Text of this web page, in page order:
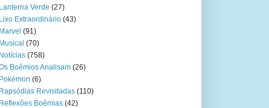
Lanterna Verde (27)
Lixo Extraordinário (43)
Marvel (91)
Musical (70)
Notícias (758)
Boêmios Analisam (26)
Pokémon (6)
Rapsódias Revisitadas (110)
Reflexões Boêmias (42)